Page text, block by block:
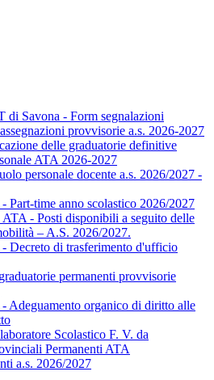
di Savona - Form segnalazioni
provvisorie a.s. 2026-2027
delle graduatorie definitive
ATA 2026-2027
personale docente a.s. 2026/2027 -
Part-time anno scolastico 2026/2027
- Posti disponibili a seguito delle
– A.S. 2026/2027.
- Decreto di trasferimento d'ufficio
permanenti provvisorie
- Adeguamento organico di diritto alle
Scolastico F. V. da
Permanenti ATA
a.s. 2026/2027